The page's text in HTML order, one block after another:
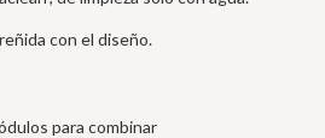
con el diseño.
para combinar